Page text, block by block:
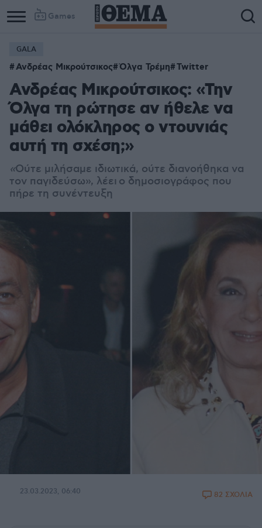
Games
GALA
Ανδρέας Μικρούτσικος Όλγα Τρέμη Twitter
Ανδρέας Μικρούτσικος: «Την
Όλγα τη ρώτησε αν ήθελε να
μάθει ολόκληρος ο ντουνιάς
αυτή τη σχέση;»
«Ούτε μιλήσαμε ιδιωτικά, ούτε διανοήθηκα να
τον παγιδεύσω», λέει ο δημοσιογράφος που
πήρε τη συνέντευξη
23.03.2023, 06:40 82 ΣΧΟΛΙΑ